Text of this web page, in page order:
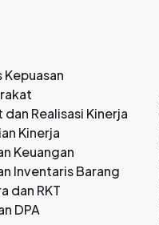
Kepuasan
Realisasi Kinerja
Kinerja
Keuangan
Inventaris Barang
dan RKT
DPA